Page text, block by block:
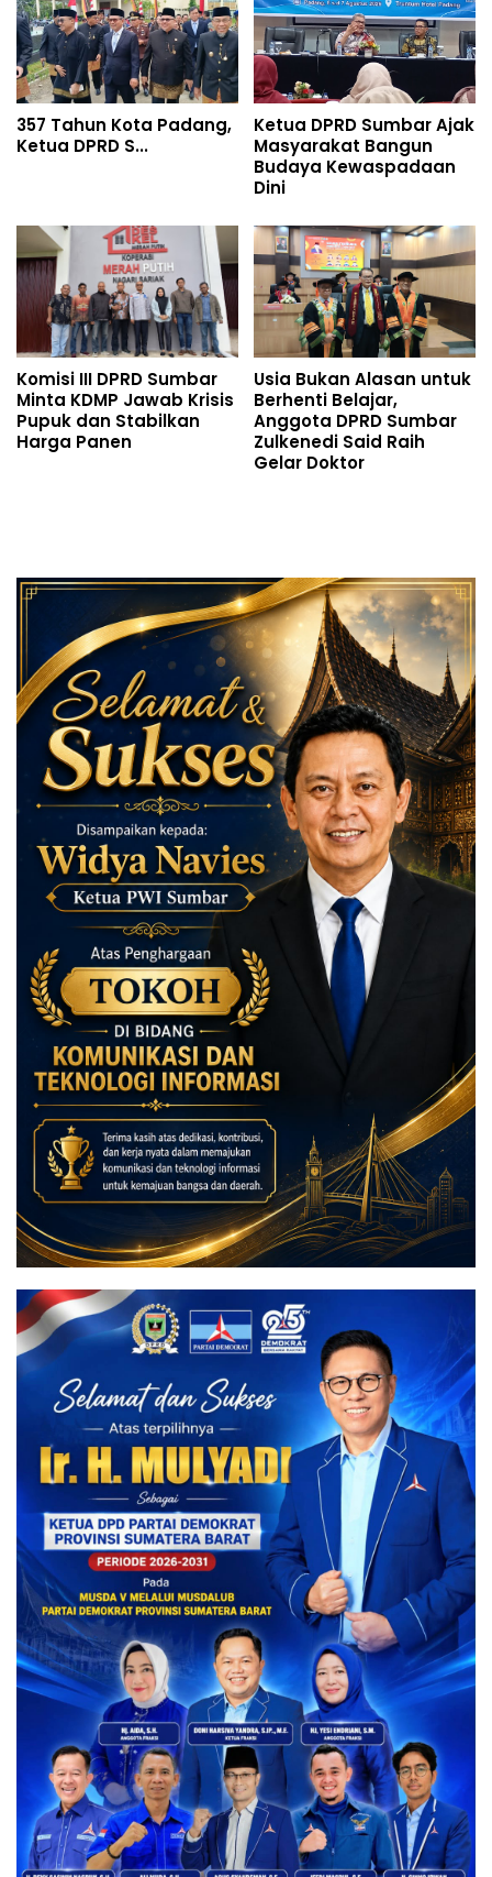
357 Tahun Kota Padang,
Ketua DPRD S...
Ketua DPRD Sumbar Ajak
Masyarakat Bangun
Budaya Kewaspadaan
Dini
Komisi III DPRD Sumbar
Minta KDMP Jawab Krisis
Pupuk dan Stabilkan
Harga Panen
Usia Bukan Alasan untuk
Berhenti Belajar,
Anggota DPRD Sumbar
Zulkenedi Said Raih
Gelar Doktor